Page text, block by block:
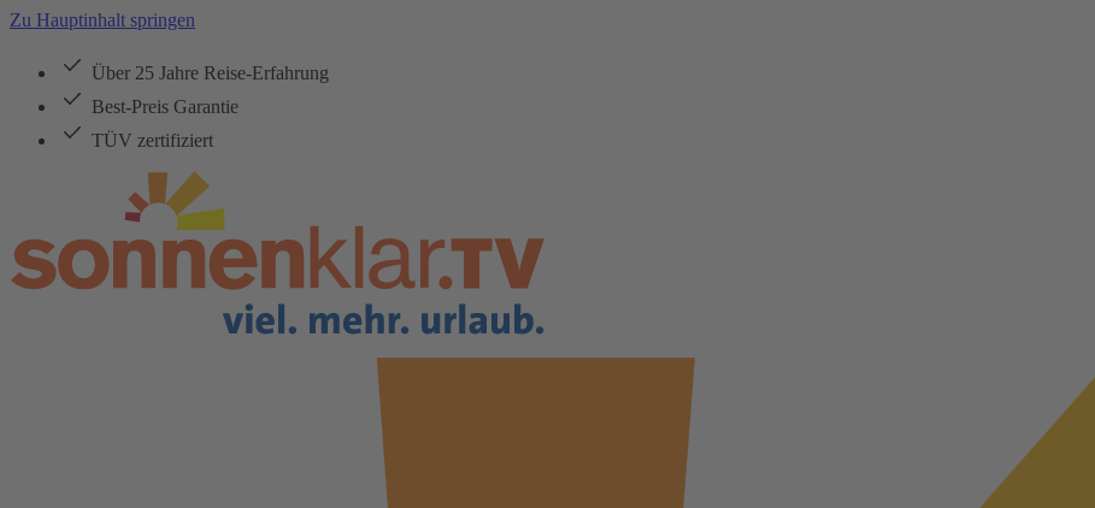
Zu Hauptinhalt springen
Über 25 Jahre Reise-Erfahrung
Best-Preis Garantie
TÜV zertifiziert